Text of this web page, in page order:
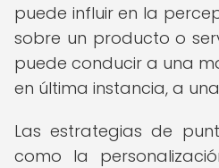
puede influir en la
sobre un producto o
puede conducir a una
en última instancia, a
Las estrategias de
como la